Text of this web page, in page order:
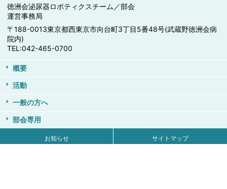
徳洲会泌尿器ロボティクスチーム／部会
運営事務局
〒188-0013東京都西東京市向台町3丁目5番48号(武蔵野徳洲会病
院内)
TEL:042-465-0700
概要
活動
一般の方へ
部会専用
お知らせ サイトマップ